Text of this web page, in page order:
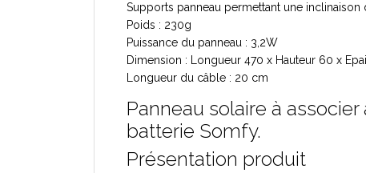
Supports panneau permettant une
Poids : 230g
Puissance du panneau : 3,2W
Dimension : Longueur 470 x Hauteur 60 x
Longueur du câble : 20 cm
Panneau solaire à
batterie Somfy.
Présentation produit